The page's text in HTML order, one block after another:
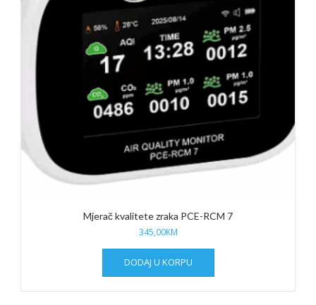
Mjerač kvalitete zraka PCE-RCM 7
345,00KM
DODAJ U KORPU